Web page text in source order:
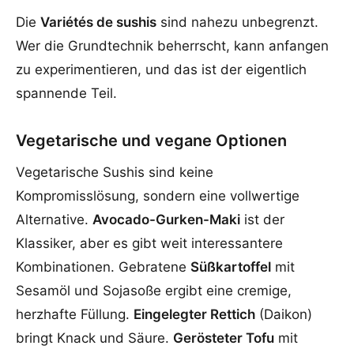
Die Variétés de sushis sind nahezu unbegrenzt.
Wer die Grundtechnik beherrscht, kann anfangen
zu experimentieren, und das ist der eigentlich
spannende Teil.
Vegetarische und vegane Optionen
Vegetarische Sushis sind keine
Kompromisslösung, sondern eine vollwertige
Alternative. Avocado-Gurken-Maki ist der
Klassiker, aber es gibt weit interessantere
Kombinationen. Gebratene Süßkartoffel mit
Sesamöl und Sojasoße ergibt eine cremige,
herzhafte Füllung. Eingelegter Rettich (Daikon)
bringt Knack und Säure. Gerösteter Tofu mit